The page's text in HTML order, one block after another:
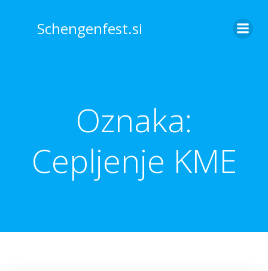
to
content
Schengenfest.si
Oznaka:
Cepljenje KME